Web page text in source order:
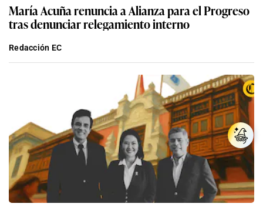
María Acuña renuncia a Alianza para el Progreso
tras denunciar relegamiento interno
Redacción EC